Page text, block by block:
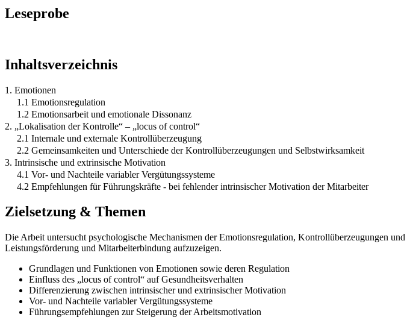
Leseprobe
Inhaltsverzeichnis
1. Emotionen
1.1 Emotionsregulation
1.2 Emotionsarbeit und emotionale Dissonanz
2. „Lokalisation der Kontrolle“ – „locus of control“
2.1 Internale und externale Kontrollüberzeugung
2.2 Gemeinsamkeiten und Unterschiede der Kontrollüberzeugungen und Selbstwirksamkeit
3. Intrinsische und extrinsische Motivation
4.1 Vor- und Nachteile variabler Vergütungssysteme
4.2 Empfehlungen für Führungskräfte - bei fehlender intrinsischer Motivation der Mitarbeiter
Zielsetzung & Themen
Die Arbeit untersucht psychologische Mechanismen der Emotionsregulation, Kontrollüberzeugungen
Leistungsförderung und Mitarbeiterbindung aufzuzeigen.
Grundlagen und Funktionen von Emotionen sowie deren Regulation
Einfluss des „locus of control“ auf Gesundheitsverhalten
Differenzierung zwischen intrinsischer und extrinsischer Motivation
Vor- und Nachteile variabler Vergütungssysteme
Führungsempfehlungen zur Steigerung der Arbeitsmotivation